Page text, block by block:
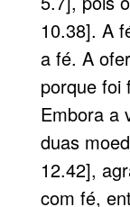
10.38]. A
a fé. A
porque foi
Embora a
duas
12.42],
com fé,